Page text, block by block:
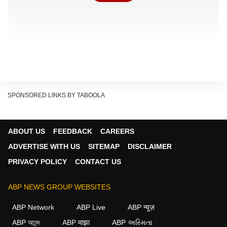
व्यवस्था के लिए चिंताजनक है.
अदालत ने सरकारी अधिकारियों की जवाबदेही को रेखांकित करते हुए
SPONSORED LINKS BY TABOOLA
ABOUT US FEEDBACK
CAREERS
ADVERTISE WITH US
SITEMAP
DISCLAIMER
PRIVACY POLICY
CONTACT US
ABP NEWS GROUP WEBSITES
ABP Network ABP Live
ABP न्यूज़
ABP আনন্দ
ABP माझा ABP અસ્મિતા